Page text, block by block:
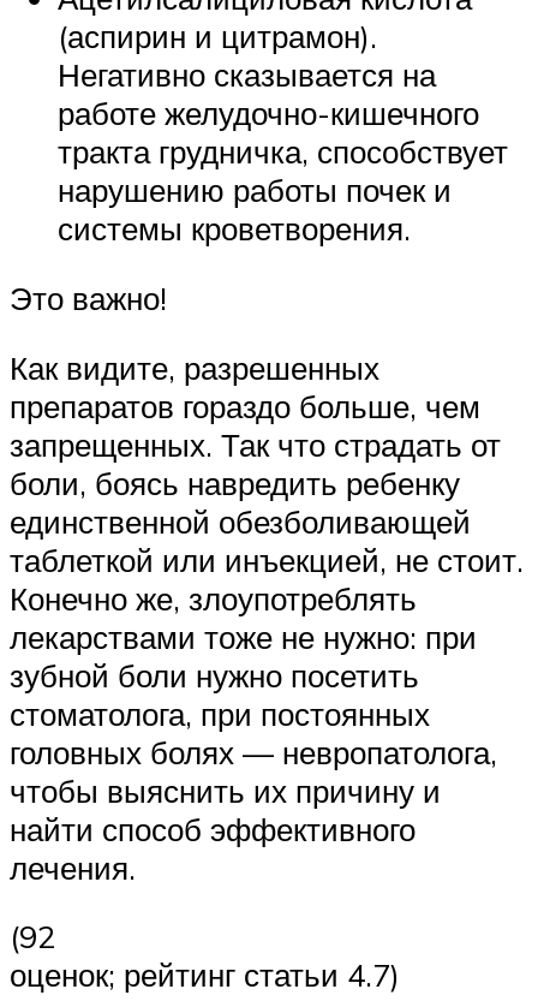
(аспирин и цитрамон).
Негативно сказывается на
работе желудочно-кишечного
тракта грудничка, способствует
нарушению работы почек и
системы кроветворения.
Это важно!
Как видите, разрешенных
препаратов гораздо больше, чем
запрещенных. Так что страдать от
боли, боясь навредить ребенку
единственной обезболивающей
таблеткой или инъекцией, не стоит.
Конечно же, злоупотреблять
лекарствами тоже не нужно: при
зубной боли нужно посетить
стоматолога, при постоянных
головных болях — невропатолога,
чтобы выяснить их причину и
найти способ эффективного
лечения.
(92
оценок; рейтинг статьи 4.7)